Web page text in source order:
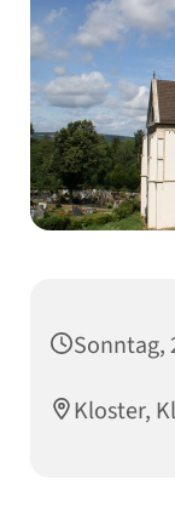
Sonntag,
Kloster,